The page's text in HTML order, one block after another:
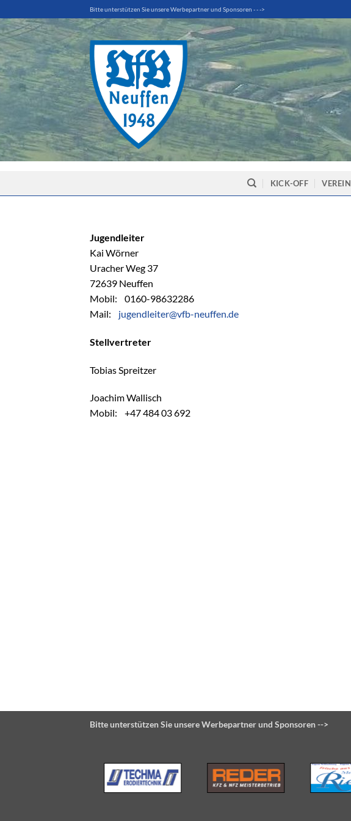
Inhalt
springen
Bitte unterstützen Sie unsere Werbepartner und Sponsoren - - ->
KICK-OFF VEREIN
Jugendleiter
Kai Wörner
Uracher Weg 37
72639 Neuffen
Mobil: 0160-98632286
Mail: jugendleiter@vfb-neuffen.de
Stellvertreter
Tobias Spreitzer
Joachim Wallisch
Mobil: +47 484 03 692
Bitte unterstützen Sie unsere Werbepartner und Sponsoren -->